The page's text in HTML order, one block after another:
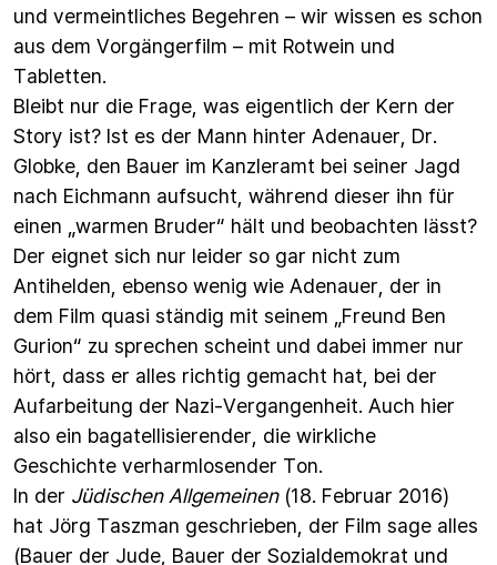
und vermeintliches Begehren – wir wissen es schon
aus dem Vorgängerfilm – mit Rotwein und
Tabletten.
Bleibt nur die Frage, was eigentlich der Kern der
Story ist? Ist es der Mann hinter Adenauer, Dr.
Globke, den Bauer im Kanzleramt bei seiner Jagd
nach Eichmann aufsucht, während dieser ihn für
einen „warmen Bruder“ hält und beobachten lässt?
Der eignet sich nur leider so gar nicht zum
Antihelden, ebenso wenig wie Adenauer, der in
dem Film quasi ständig mit seinem „Freund Ben
Gurion“ zu sprechen scheint und dabei immer nur
hört, dass er alles richtig gemacht hat, bei der
Aufarbeitung der Nazi-Vergangenheit. Auch hier
also ein bagatellisierender, die wirkliche
Geschichte verharmlosender Ton.
In der Jüdischen Allgemeinen(18. Februar 2016)
hat Jörg Taszman geschrieben, der Film sage alles
(Bauer der Jude, Bauer der Sozialdemokrat und